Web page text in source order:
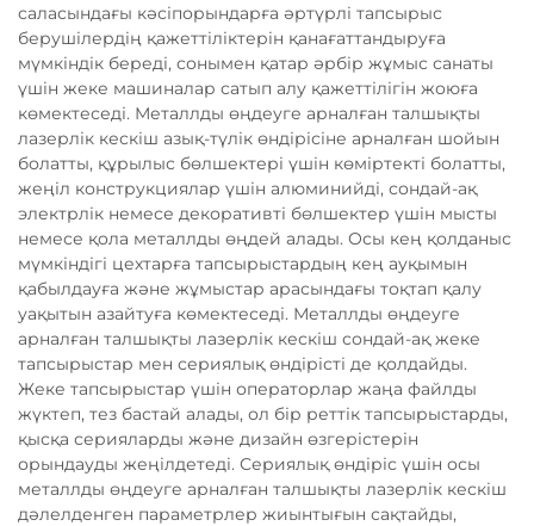
саласындағы кәсіпорындарға әртүрлі тапсырыс
берушілердің қажеттіліктерін қанағаттандыруға
мүмкіндік береді, сонымен қатар әрбір жұмыс санаты
үшін жеке машиналар сатып алу қажеттілігін жоюға
көмектеседі. Металлды өңдеуге арналған талшықты
лазерлік кескіш азық-түлік өндірісіне арналған шойын
болатты, құрылыс бөлшектері үшін көміртекті болатты,
жеңіл конструкциялар үшін алюминийді, сондай-ақ
электрлік немесе декоративті бөлшектер үшін мысты
немесе қола металлды өңдей алады. Осы кең қолданыс
мүмкіндігі цехтарға тапсырыстардың кең ауқымын
қабылдауға және жұмыстар арасындағы тоқтап қалу
уақытын азайтуға көмектеседі. Металлды өңдеуге
арналған талшықты лазерлік кескіш сондай-ақ жеке
тапсырыстар мен сериялық өндірісті де қолдайды.
Жеке тапсырыстар үшін операторлар жаңа файлды
жүктеп, тез бастай алады, ол бір реттік тапсырыстарды,
қысқа серияларды және дизайн өзгерістерін
орындауды жеңілдетеді. Сериялық өндіріс үшін осы
металлды өңдеуге арналған талшықты лазерлік кескіш
дәлелденген параметрлер жиынтығын сақтайды,